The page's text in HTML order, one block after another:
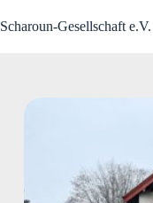
Inhalt
Scharoun-Gesellschaft e.V.